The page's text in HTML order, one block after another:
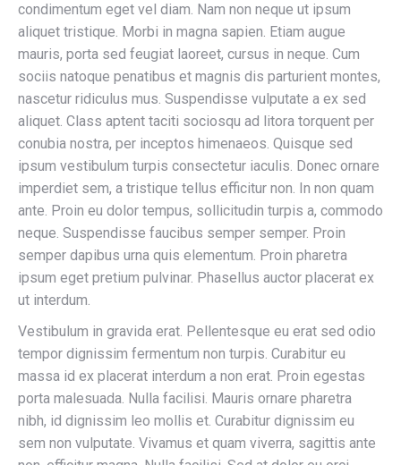
condimentum eget vel diam. Nam non neque ut ipsum
aliquet tristique. Morbi in magna sapien. Etiam augue
mauris, porta sed feugiat laoreet, cursus in neque. Cum
sociis natoque penatibus et magnis dis parturient montes,
nascetur ridiculus mus. Suspendisse vulputate a ex sed
aliquet. Class aptent taciti sociosqu ad litora torquent per
conubia nostra, per inceptos himenaeos. Quisque sed
ipsum vestibulum turpis consectetur iaculis. Donec ornare
imperdiet sem, a tristique tellus efficitur non. In non quam
ante. Proin eu dolor tempus, sollicitudin turpis a, commodo
neque. Suspendisse faucibus semper semper. Proin
semper dapibus urna quis elementum. Proin pharetra
ipsum eget pretium pulvinar. Phasellus auctor placerat ex
ut interdum.
Vestibulum in gravida erat. Pellentesque eu erat sed odio
tempor dignissim fermentum non turpis. Curabitur eu
massa id ex placerat interdum a non erat. Proin egestas
porta malesuada. Nulla facilisi. Mauris ornare pharetra
nibh, id dignissim leo mollis et. Curabitur dignissim eu
sem non vulputate. Vivamus et quam viverra, sagittis ante